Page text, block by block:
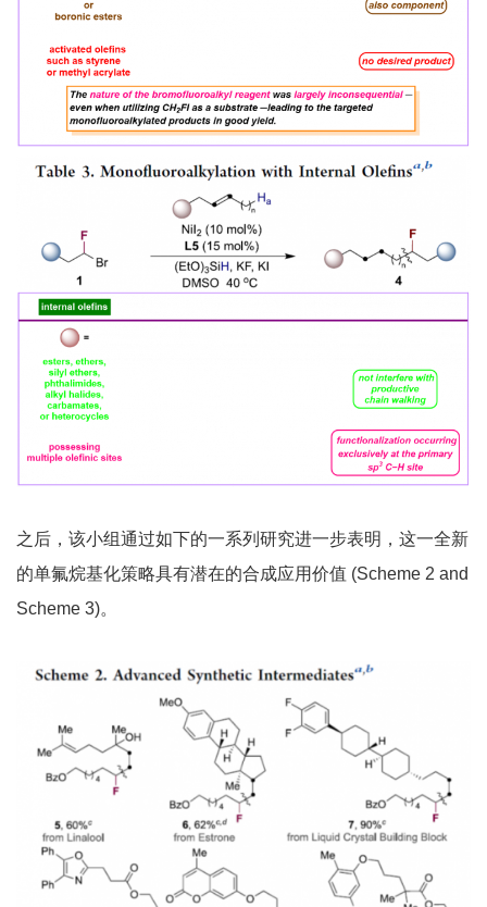
之后，该小组通过如下的一系列研究进一步表明，这一全新
的单氟烷基化策略具有潜在的合成应用价值 (Scheme 2 and
Scheme 3)。